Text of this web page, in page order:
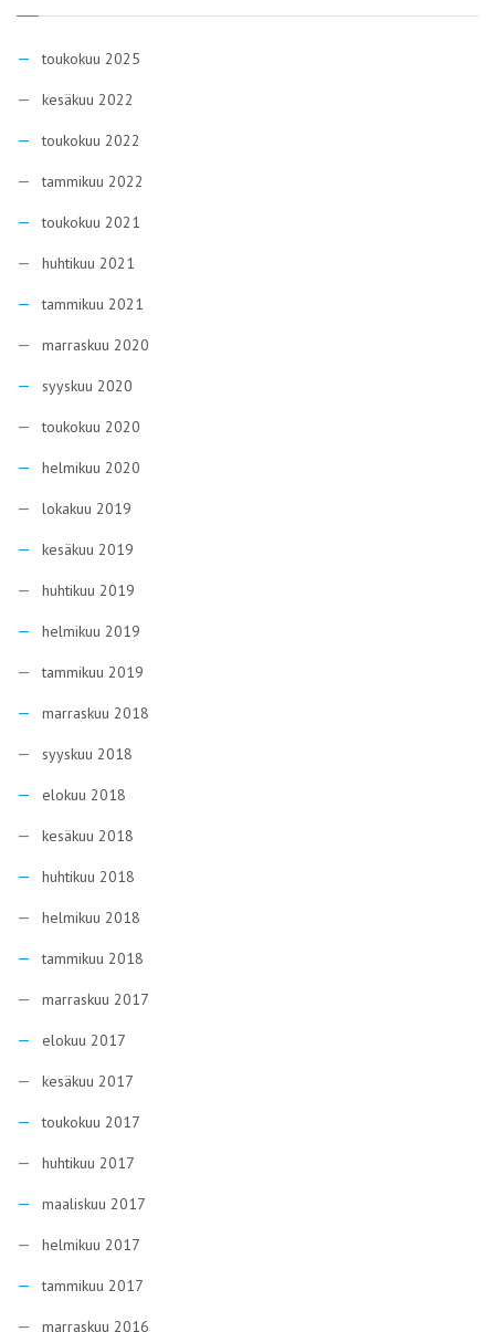
toukokuu 2025
kesäkuu 2022
toukokuu 2022
tammikuu 2022
toukokuu 2021
huhtikuu 2021
tammikuu 2021
marraskuu 2020
syyskuu 2020
toukokuu 2020
helmikuu 2020
lokakuu 2019
kesäkuu 2019
huhtikuu 2019
helmikuu 2019
tammikuu 2019
marraskuu 2018
syyskuu 2018
elokuu 2018
kesäkuu 2018
huhtikuu 2018
helmikuu 2018
tammikuu 2018
marraskuu 2017
elokuu 2017
kesäkuu 2017
toukokuu 2017
huhtikuu 2017
maaliskuu 2017
helmikuu 2017
tammikuu 2017
marraskuu 2016